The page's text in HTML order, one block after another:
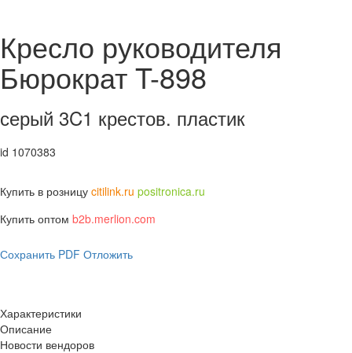
Кресло руководителя
Бюрократ T-898
серый 3C1 крестов. пластик
id 1070383
Купить в розницу citilink.ru positronica.ru
Купить оптом b2b.merlion.com
Сохранить PDF Отложить
Характеристики
Описание
Новости вендоров